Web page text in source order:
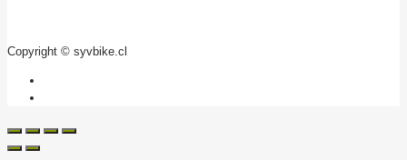
Copyright © syvbike.cl